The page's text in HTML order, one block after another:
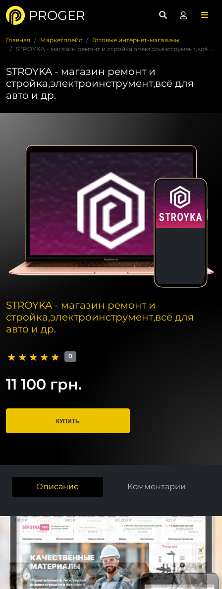
PROGER
Главная Маркетплейс
Готовые интернет-магазины
STROYKA - магазин ремонт и стройка,электроинструмент,всё для...
STROYKA - магазин ремонт и
стройка,электроинструмент,всё для
авто и др.
STROYKA - магазин ремонт и
стройка,электроинструмент,всё для
авто и др.
0
11 100 грн.
КУПИТЬ
Описание Комментарии